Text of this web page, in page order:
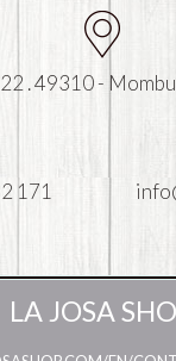
. 49310 -
171
LA JOSA